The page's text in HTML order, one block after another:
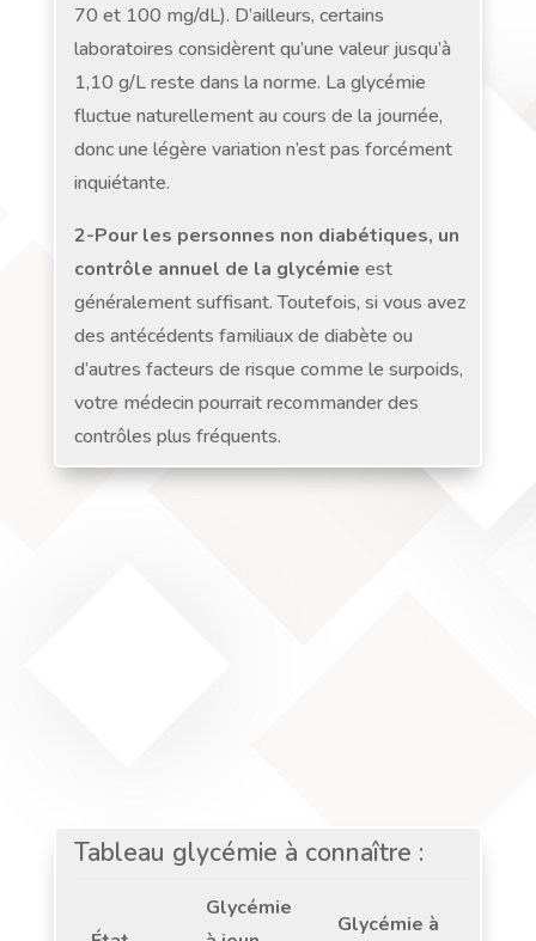
70 et 100 mg/dL). D’ailleurs, certains
laboratoires considèrent qu’une valeur jusqu’à
1,10 g/L reste dans la norme. La glycémie
fluctue naturellement au cours de la journée,
donc une légère variation n’est pas forcément
inquiétante.
2-Pour les personnes non diabétiques, un
contrôle annuel de la glycémie est
généralement suffisant. Toutefois, si vous avez
des antécédents familiaux de diabète ou
d’autres facteurs de risque comme le surpoids,
votre médecin pourrait recommander des
contrôles plus fréquents.
Tableau glycémie à connaître :
Glycémie
Glycémie à